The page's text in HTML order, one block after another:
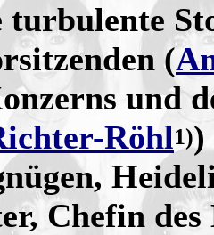
turbulente
(
und
Röhl1))
Chefin des